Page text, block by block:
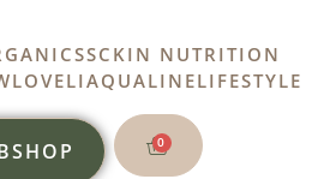
SCKIN NUTRITION
LOVELIAQUALINELIFESTYLE
0